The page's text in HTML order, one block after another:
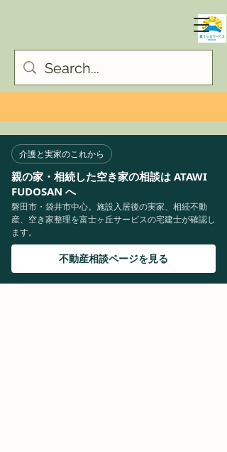
介護と実家のこれから
親の家・相続した空き家の相談は ATAWI
FUDOSAN へ
磐田市・袋井市中心。施設入居後の実家、相続不動
産、空き家整理を富士ヶ丘サービスの宅建士が確認し
ます。
不動産相談ページを見る